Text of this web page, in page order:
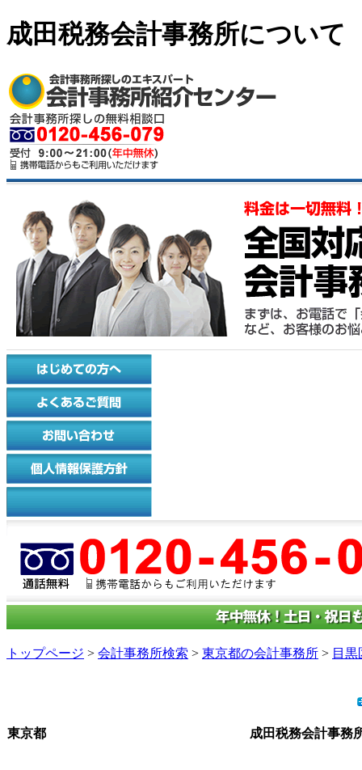
成田税務会計事務所について
トップページ > 会計事務所検索 > 東京都の会計事務所 > 目
東京都 成田税務会計事務